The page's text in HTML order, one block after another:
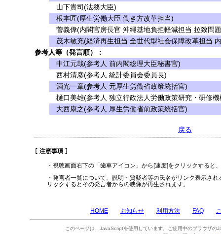
山下貴司(法務大臣)
根本匠(厚生労働大臣 働き方改革担当)
菅義偉(内閣官房長官 沖縄基地負担軽減担当 拉致問
茂木敏充(経済再生担当 全世代型社会保障改革担当
参考人等（発言順）：
中江元哉(参考人 前内閣総理大臣秘書官)
西村清彦(参考人 統計委員会委員長)
酒光一章(参考人 元厚生労働省政策統括官)
樋口美雄(参考人 独立行政法人労働政策研究・研修
大西康之(参考人 厚生労働省前政策統括官)
戻る
・視聴画面右下の「歯車アイコン」から[速度]をクリックすると
・発言者一覧について、説明・質疑者等の氏名がリンク表示さ
リックするとその発言者からの映像が再生されます。
HOME お知らせ 利用方法 FAQ
このページは、JavaScriptを使用しています。ご使用中のブラウザの